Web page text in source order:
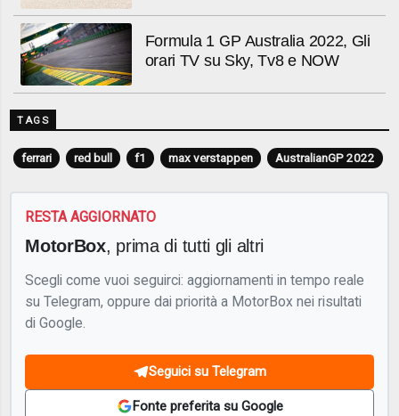
Formula 1 GP Australia 2022, Gli
orari TV su Sky, Tv8 e NOW
TAGS
ferrari red bull f1 max verstappen AustralianGP 2022
RESTA AGGIORNATO
MotorBox, prima di tutti gli altri
Scegli come vuoi seguirci: aggiornamenti in tempo reale
su Telegram, oppure dai priorità a MotorBox nei risultati
di Google.
Seguici su Telegram
Fonte preferita su Google